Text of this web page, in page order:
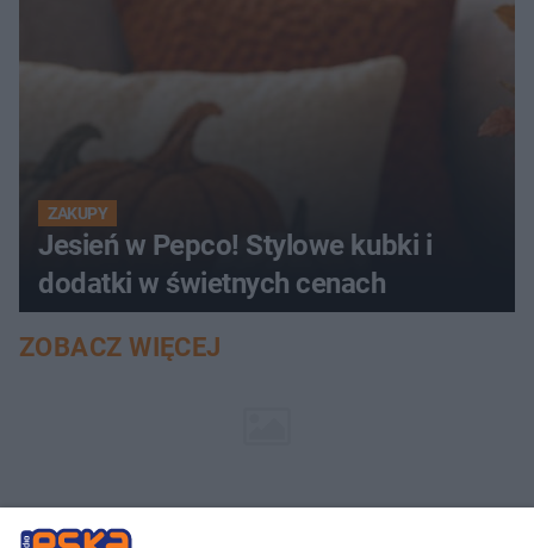
ZAKUPY
Jesień w Pepco! Stylowe kubki i
dodatki w świetnych cenach
ZOBACZ WIĘCEJ